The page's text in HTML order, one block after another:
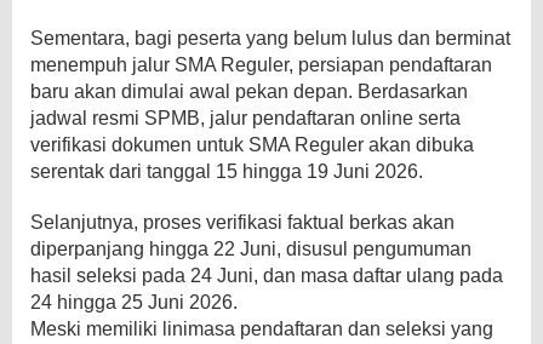
Sementara, bagi peserta yang belum lulus dan berminat
menempuh jalur SMA Reguler, persiapan pendaftaran
baru akan dimulai awal pekan depan. Berdasarkan
jadwal resmi SPMB, jalur pendaftaran online serta
verifikasi dokumen untuk SMA Reguler akan dibuka
serentak dari tanggal 15 hingga 19 Juni 2026.
Selanjutnya, proses verifikasi faktual berkas akan
diperpanjang hingga 22 Juni, disusul pengumuman
hasil seleksi pada 24 Juni, dan masa daftar ulang pada
24 hingga 25 Juni 2026.
​Meski memiliki linimasa pendaftaran dan seleksi yang